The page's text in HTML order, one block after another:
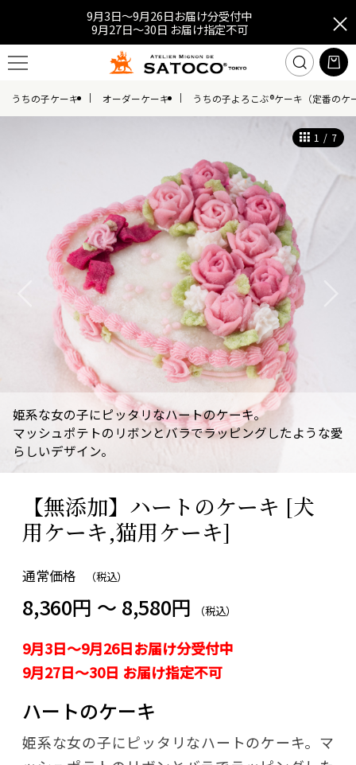
9月3日～9月26日お届け分受付中
9月27日～30日 お届け指定不可
うちの子ケーキ オーダーケーキ うちの子よろこぶ®ケーキ（定番のケ
姫系な女の子にピッタリなハートのケーキ。
マッシュポテトのリボンとバラでラッピングしたような愛
らしいデザイン。
1 / 7
【無添加】ハートのケーキ [犬
用ケーキ,猫用ケーキ]
通常価格 （税込）
8,360円 ～ 8,580円 （税込）
9月3日～9月26日お届け分受付中
9月27日～30日 お届け指定不可
ハートのケーキ
姫系な女の子にピッタリなハートのケーキ。マ